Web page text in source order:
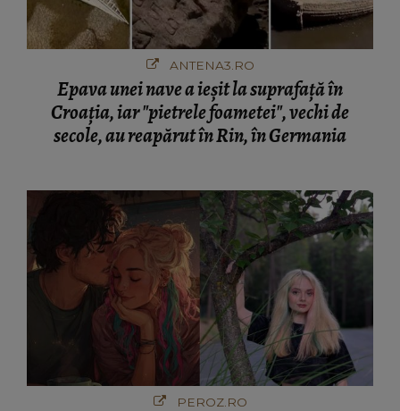
ANTENA3.RO
Epava unei nave a ieșit la suprafață în
Croația, iar "pietrele foametei", vechi de
secole, au reapărut în Rin, în Germania
PEROZ.RO